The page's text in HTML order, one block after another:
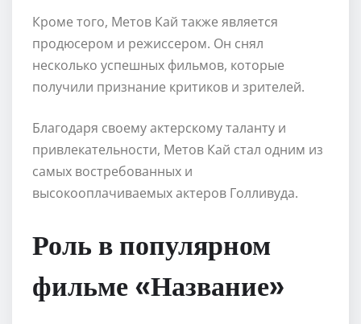
Кроме того, Метов Кай также является
продюсером и режиссером. Он снял
несколько успешных фильмов, которые
получили признание критиков и зрителей.
Благодаря своему актерскому таланту и
привлекательности, Метов Кай стал одним из
самых востребованных и
высокооплачиваемых актеров Голливуда.
Роль в популярном
фильме «Название»